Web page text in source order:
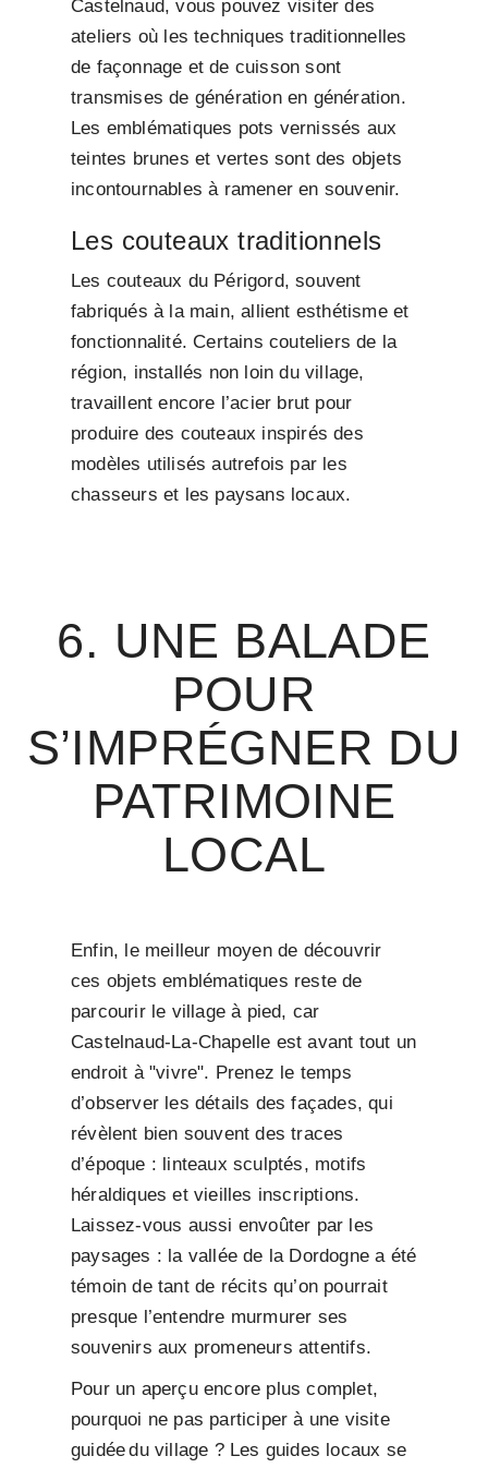
Castelnaud, vous pouvez visiter des
ateliers où les techniques traditionnelles
de façonnage et de cuisson sont
transmises de génération en génération.
Les emblématiques pots vernissés aux
teintes brunes et vertes sont des objets
incontournables à ramener en souvenir.
Les couteaux traditionnels
Les couteaux du Périgord, souvent
fabriqués à la main, allient esthétisme et
fonctionnalité. Certains couteliers de la
région, installés non loin du village,
travaillent encore l’acier brut pour
produire des couteaux inspirés des
modèles utilisés autrefois par les
chasseurs et les paysans locaux.
6. UNE BALADE
POUR
S’IMPRÉGNER DU
PATRIMOINE
LOCAL
Enfin, le meilleur moyen de découvrir
ces objets emblématiques reste de
parcourir le village à pied, car
Castelnaud-La-Chapelle est avant tout un
endroit à "vivre". Prenez le temps
d’observer les détails des façades, qui
révèlent bien souvent des traces
d’époque : linteaux sculptés, motifs
héraldiques et vieilles inscriptions.
Laissez-vous aussi envoûter par les
paysages : la vallée de la Dordogne a été
témoin de tant de récits qu’on pourrait
presque l’entendre murmurer ses
souvenirs aux promeneurs attentifs.
Pour un aperçu encore plus complet,
pourquoi ne pas participer à une visite
guidée du village ? Les guides locaux se